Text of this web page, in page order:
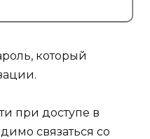
который
при доступе в
связаться со